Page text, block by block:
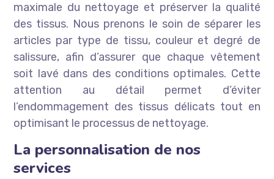
maximale du nettoyage et préserver la qualité
des tissus. Nous prenons le soin de séparer les
articles par type de tissu, couleur et degré de
salissure, afin d’assurer que chaque vêtement
soit lavé dans des conditions optimales. Cette
attention au détail permet d’éviter
l’endommagement des tissus délicats tout en
optimisant le processus de nettoyage.
La personnalisation de nos
services